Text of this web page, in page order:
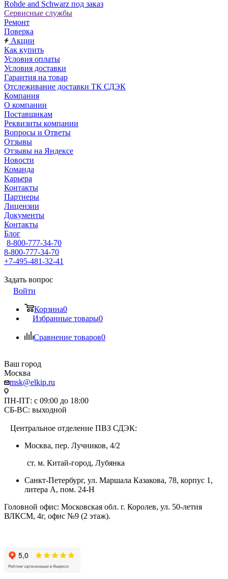
Rohde and Schwarz под заказ
Сервисные службы
Ремонт
Поверка
Акции
Как купить
Условия оплаты
Условия доставки
Гарантия на товар
Отслеживание доставки ТК СДЭК
Компания
О компании
Поставщикам
Реквизиты компании
Вопросы и Ответы
Отзывы
Отзывы на Яндексе
Новости
Команда
Карьера
Контакты
Партнеры
Лицензии
Документы
Контакты
Блог
8-800-777-34-70
8-800-777-34-70
+7-495-481-32-41
Задать вопрос
Войти
Корзина0
Избранные товары0
Сравнение товаров0
Ваш город
Москва
msk@elkip.ru
ПН-ПТ: с 09:00 до 18:00
СБ-ВС: выходной
Центральное отделение ПВЗ СДЭК:
Москва, пер. Лучников, 4/2
ст. м. Китай-город, Лубянка
Санкт-Петербург, ул. Маршала Казакова, 78, корпус 1,
литера А, пом. 24-Н
Головной офис: Московская обл. г. Королев, ул. 50-летия
ВЛКСМ, 4г, офис №9 (2 этаж).